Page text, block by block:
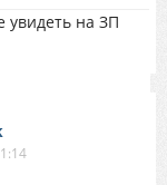
увидеть на ЗП